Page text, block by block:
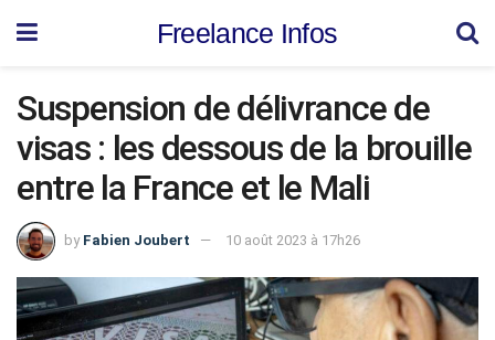
Freelance Infos
Suspension de délivrance de
visas : les dessous de la brouille
entre la France et le Mali
by Fabien Joubert 10 août 2023 à 17h26